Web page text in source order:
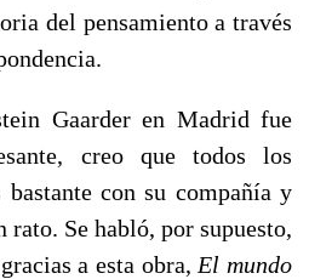
del pensamiento a través
Gaarder en Madrid fue
creo que todos los
bastante con su compañía y
rato. Se habló, por supuesto,
a esta obra, El mundo